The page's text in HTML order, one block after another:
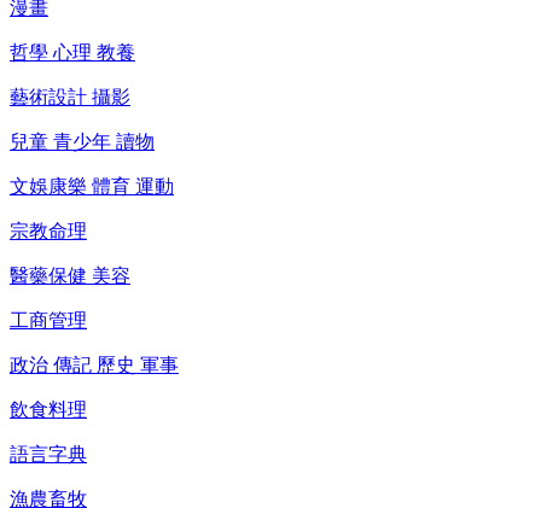
漫畫
哲學 心理 教養
藝術設計 攝影
兒童 青少年 讀物
文娛康樂 體育 運動
宗教命理
醫藥保健 美容
工商管理
政治 傳記 歷史 軍事
飲食料理
語言字典
漁農畜牧